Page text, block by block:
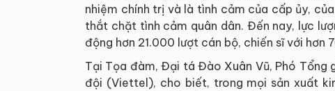
nhiệm chính trị và là tình cảm của cấp ủy,
thắt chặt tình cảm quân dân. Đến nay, lực
động hơn 21.000 lượt cán bộ, chiến sĩ với
Tại Tọa đàm, Đại tá Đào Xuân Vũ, Phó
đội (Viettel), cho biết, trong mọi sản xuất